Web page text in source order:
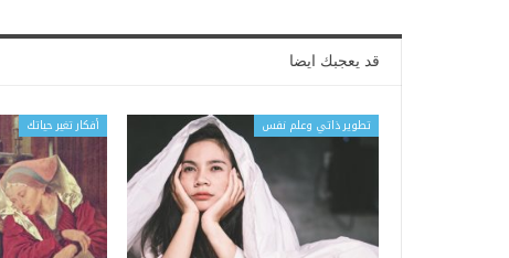
قد يعجبك ايضا
تطوير ذاتي وعلم نفس أفكار تغير حياتك